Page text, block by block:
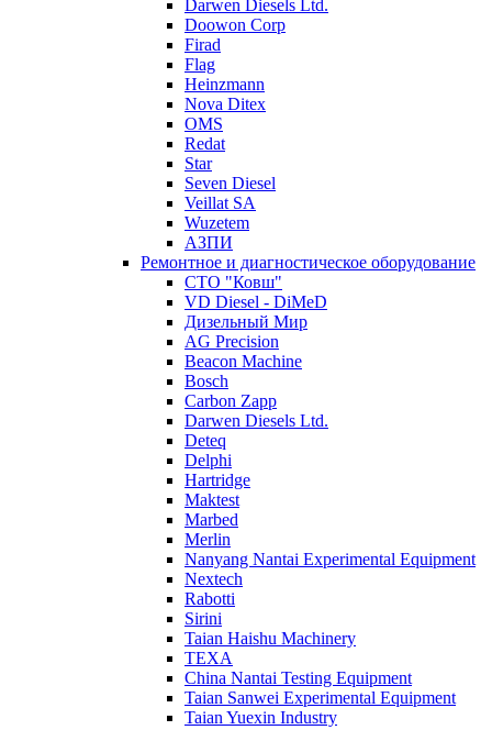
Darwen Diesels Ltd.
Doowon Corp
Firad
Flag
Heinzmann
Nova Ditex
OMS
Redat
Star
Seven Diesel
Veillat SA
Wuzetem
АЗПИ
Ремонтное и диагностическое оборудование
СТО "Ковш"
VD Diesel - DiMeD
Дизельный Мир
AG Precision
Beacon Machine
Bosch
Carbon Zapp
Darwen Diesels Ltd.
Deteq
Delphi
Hartridge
Maktest
Marbed
Merlin
Nanyang Nantai Experimental Equipment
Nextech
Rabotti
Sirini
Taian Haishu Machinery
TEXA
China Nantai Testing Equipment
Taian Sanwei Experimental Equipment
Taian Yuexin Industry